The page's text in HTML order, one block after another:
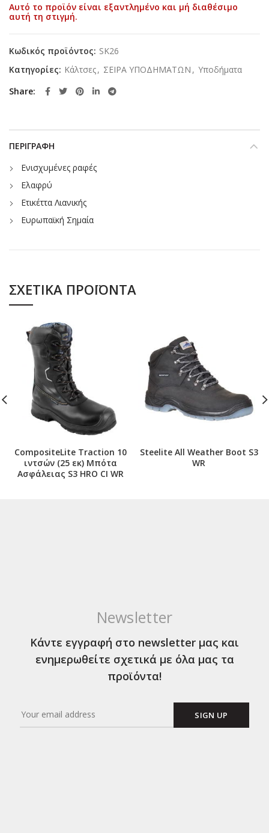
Αυτό το προϊόν είναι εξαντλημένο και μή διαθέσιμο
αυτή τη στιγμή.
Κωδικός προϊόντος: SK26
Κατηγορίες: Κάλτσες, ΣΕΙΡΑ ΥΠΟΔΗΜΑΤΩΝ , Υποδήματα
Share
ΠΕΡΙΓΡΑΦΉ
Ενισχυμένες ραφές
Ελαφρύ
Ετικέττα Λιανικής
Ευρωπαϊκή Σημαία
ΣΧΕΤΙΚΆ ΠΡΟΪΌΝΤΑ
CompositeLite Traction 10
ιντσών (25 εκ) Μπότα
Ασφάλειας S3 HRO CI WR
Steelite All Weather Boot S3
WR
Newsletter
Κάντε εγγραφή στο newsletter μας και
ενημερωθείτε σχετικά με όλα μας τα
προϊόντα!